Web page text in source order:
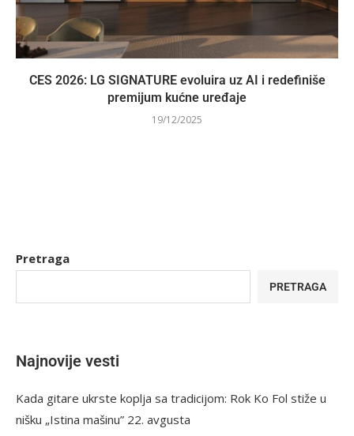
CES 2026: LG SIGNATURE evoluira uz AI i redefiniše
premijum kućne uređaje
19/12/2025
Pretraga
PRETRAGA
Najnovije vesti
Kada gitare ukrste koplja sa tradicijom: Rok Ko Fol stiže u
nišku „Istina mašinu” 22. avgusta